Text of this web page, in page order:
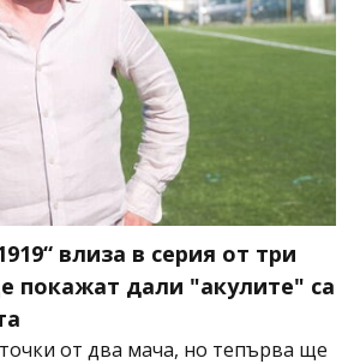
влиза в серия от три
покажат дали "акулите" са
от два мача, но тепърва ще